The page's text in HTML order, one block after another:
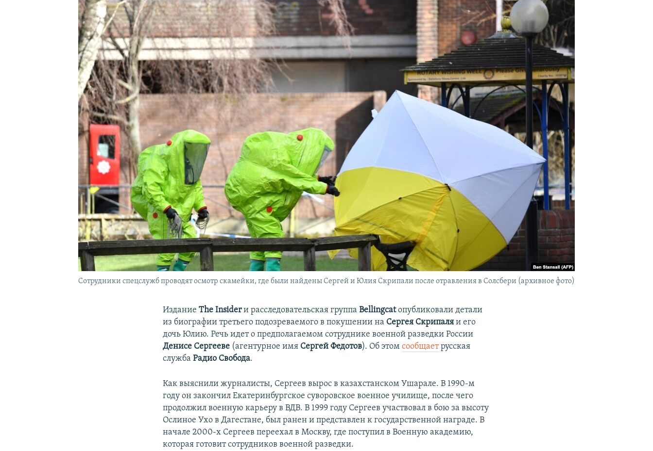
КРЫМ.НЕПОКОРЕННЫЙ
УКРАИНСКАЯ ПРОБЛЕМА КРЫМА
Сотрудники спецслужб проводят осмотр скамейки, где были найдены Сергей и Юлия Скрипали после отравления в Солсбери (архивное фото)
ИзданиеThe Insiderи расследовательская группаBellingcatопубликовали детали
из биографии третьего подозреваемого в покушении на Сергея Скрипаля и его
дочь Юлию. Речь идет о предполагаемом сотруднике военной разведки России
Денисе Сергееве (агентурное имя Сергей Федотов). Об этомсообщаетрусская
служба Радио Свобода.
Как выяснили журналисты, Сергеев вырос в казахстанском Ушарале. В 1990-м
году он закончил Екатеринбургское суворовское военное училище, после чего
продолжил военную карьеру в ВДВ. В 1999 году Сергеев участвовал в бою за высоту
Ослиное Ухо в Дагестане, был ранен и представлен к государственной награде. В
начале 2000-х Сергеев переехал в Москву, где поступил в Военную академию,
которая готовит сотрудников военной разведки.